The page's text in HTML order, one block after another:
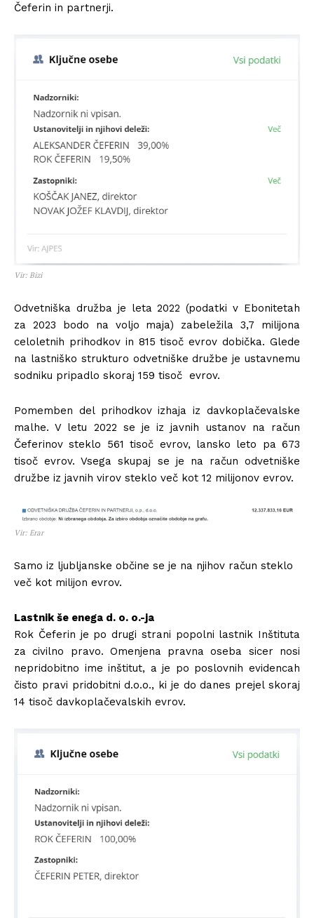
Čeferin in partnerji.
Vir: Bizi
Odvetniška družba je leta 2022 (podatki v Ebonitetah
za 2023 bodo na voljo maja) zabeležila 3,7 milijona
celoletnih prihodkov in 815 tisoč evrov dobička. Glede
na lastniško strukturo odvetniške družbe je ustavnemu
sodniku pripadlo skoraj 159 tisoč evrov.
Pomemben del prihodkov izhaja iz davkoplačevalske
malhe. V letu 2022 se je iz javnih ustanov na račun
Čeferinov steklo 561 tisoč evrov, lansko leto pa 673
tisoč evrov. Vsega skupaj se je na račun odvetniške
družbe iz javnih virov steklo več kot 12 milijonov evrov.
Vir: Erar
Samo iz ljubljanske občine se je na njihov račun steklo
več kot milijon evrov.
Lastnik še enega d. o. o.-ja
Rok Čeferin je po drugi strani popolni lastnik Inštituta
za civilno pravo. Omenjena pravna oseba sicer nosi
nepridobitno ime inštitut, a je po poslovnih evidencah
čisto pravi pridobitni d.o.o., ki je do danes prejel skoraj
14 tisoč davkoplačevalskih evrov.